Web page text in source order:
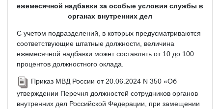
ежемесячной надбавки за особые условия службы в
органах внутренних дел
С учетом подразделений, в которых предусматриваются
соответствующие штатные должности, величина
ежемесячной надбавки может составлять от 10 до 100
процентов должностного оклада.
Приказ МВД России от 20.06.2024 N 350 «Об
утверждении Перечня должностей сотрудников органов
внутренних дел Российской Федерации, при замещении